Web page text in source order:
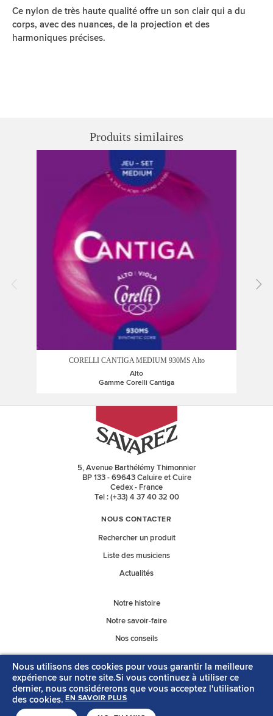
Ce nylon de très haute qualité offre un son clair qui a du
corps, avec des nuances, de la projection et des
harmoniques précises.
Produits similaires
CORELLI CANTIGA MEDIUM 930MS Alto
Alto
Gamme Corelli Cantiga
5, Avenue Barthélémy Thimonnier
BP 133 - 69643 Caluire et Cuire
Cedex - France
Tel : (+33) 4 37 40 32 00
NOUS CONTACTER
Rechercher un produit
Liste des musiciens
Actualités
Notre histoire
Notre savoir-faire
Nos conseils
Nos catalogues
Nous utilisons des cookies pour vous garantir la meilleure
expérience sur notre site.Si vous continuez à utiliser ce
dernier, nous considérerons que vous acceptez l'utilisation
des cookies. EN SAVOIR PLUS